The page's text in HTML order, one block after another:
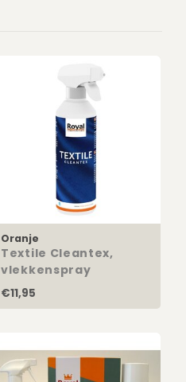
Oranje
Textile Cleantex,
vlekkenspray
€11,95